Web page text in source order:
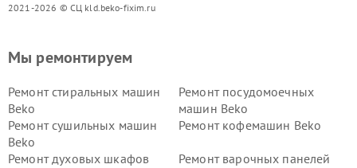
2021-2026 © СЦ kld.beko-fixim.ru
Мы ремонтируем
Ремонт стиральных машин
Beko
Ремонт посудомоечных
машин Beko
Ремонт сушильных машин
Beko
Ремонт кофемашин Beko
Ремонт духовых шкафов
Ремонт варочных панелей